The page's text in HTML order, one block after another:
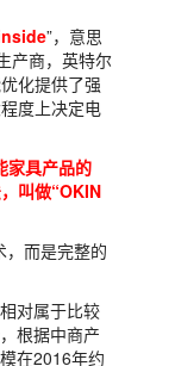
”，意思
产商，英特尔
化提供了强
度上决定电
家具产品的
叫做“OKIN
，而是完整的
对属于比较
根据中商产
在2016年约